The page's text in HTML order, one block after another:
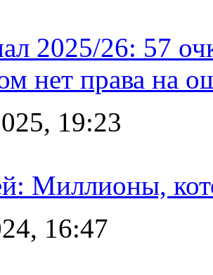
2025/26: 57
нет права на
19:23
Миллионы,
16:47